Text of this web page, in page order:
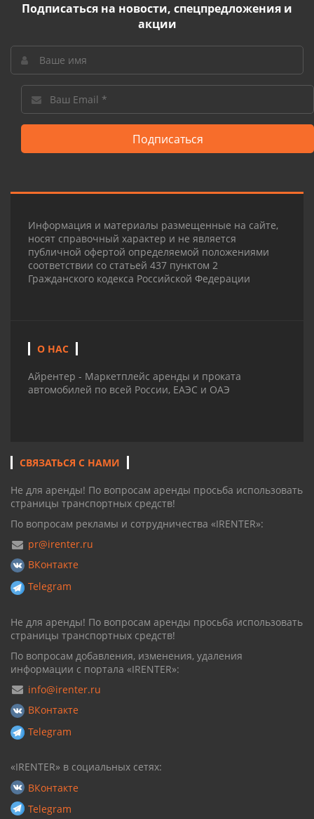
Подписаться на новости, спецпредложения и
акции
Подписаться
Информация и материалы размещенные на сайте,
носят справочный характер и не является
публичной офертой определяемой положениями
соответствии со статьей 437 пунктом 2
Гражданского кодекса Российской Федерации
О НАС
Айрентер - Маркетплейс аренды и проката
автомобилей по всей России, ЕАЭС и ОАЭ
СВЯЗАТЬСЯ С НАМИ
Не для аренды! По вопросам аренды просьба использовать
страницы транспортных средств!
По вопросам рекламы и сотрудничества «IRENTER»:
pr@irenter.ru
ВКонтакте
Telegram
Не для аренды! По вопросам аренды просьба использовать
страницы транспортных средств!
По вопросам добавления, изменения, удаления
информации с портала «IRENTER»:
info@irenter.ru
ВКонтакте
Telegram
«IRENTER» в социальных сетях:
ВКонтакте
Telegram